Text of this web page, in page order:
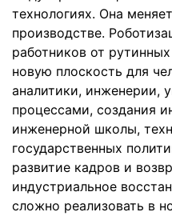
технологиях. Она
производстве.
работников от
новую плоскость для
аналитики, инженерии,
процессами, создания
инженерной школы,
государственных
развитие кадров и
индустриальное
сложно реализовать в